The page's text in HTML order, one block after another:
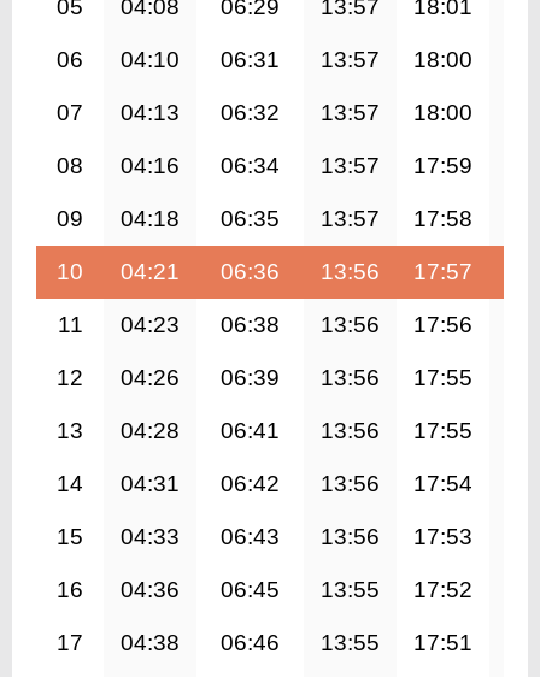
05 04:08 06:29 13:57 18:01
06 04:10 06:31 13:57 18:00
07 04:13 06:32 13:57 18:00
08 04:16 06:34 13:57 17:59
09 04:18 06:35 13:57 17:58
10 04:21 06:36 13:56 17:57
11 04:23 06:38 13:56 17:56
12 04:26 06:39 13:56 17:55
13 04:28 06:41 13:56 17:55
14 04:31 06:42 13:56 17:54
15 04:33 06:43 13:56 17:53
16 04:36 06:45 13:55 17:52
17 04:38 06:46 13:55 17:51